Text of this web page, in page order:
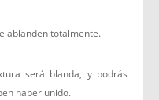
ablanden totalmente.
será blanda, y podrás
haber unido.